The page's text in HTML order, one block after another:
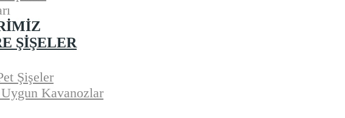
ŞIŞELER
Şişeler
Uygun Kavanozlar